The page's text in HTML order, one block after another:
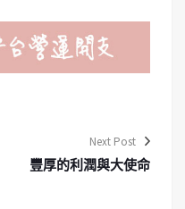
Next Post
豐厚的利潤與大使命